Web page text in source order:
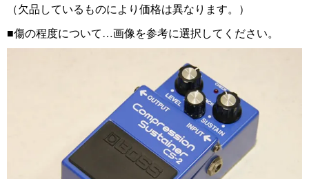
（欠品しているものにより価格は異なります。）
■傷の程度について…画像を参考に選択してください。